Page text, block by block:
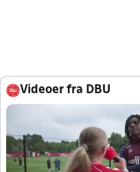
Videoer fra DBU